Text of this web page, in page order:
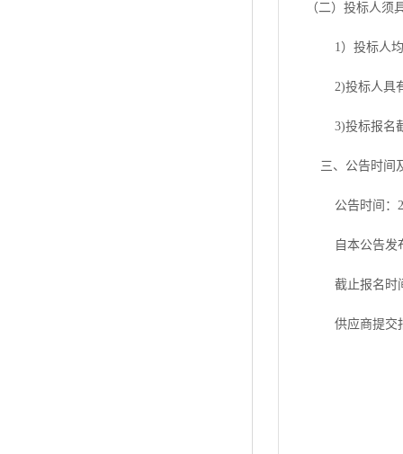
（二）投标人须
1） 投标人
2)投标人具
3)投标报名
三、 公告时间
公告时间 ：
自本公告发
截止报名时
供应商提交